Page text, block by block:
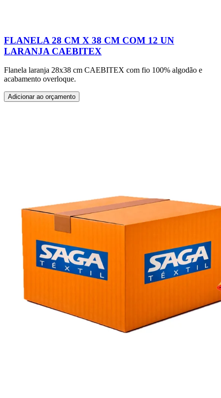
FLANELA 28 CM X 38 CM COM 12 UN
LARANJA CAEBITEX
Flanela laranja 28x38 cm CAEBITEX com fio 100% algodão e
acabamento overloque.
Adicionar ao orçamento